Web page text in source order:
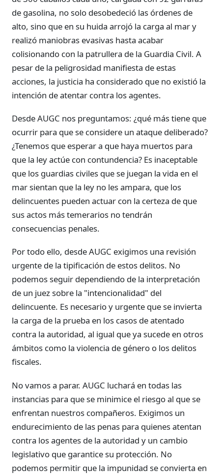
de gasolina, no solo desobedeció las órdenes de
alto, sino que en su huida arrojó la carga al mar y
realizó maniobras evasivas hasta acabar
colisionando con la patrullera de la Guardia Civil. A
pesar de la peligrosidad manifiesta de estas
acciones, la justicia ha considerado que no existió la
intención de atentar contra los agentes.
Desde AUGC nos preguntamos: ¿qué más tiene que
ocurrir para que se considere un ataque deliberado?
¿Tenemos que esperar a que haya muertos para
que la ley actúe con contundencia? Es inaceptable
que los guardias civiles que se juegan la vida en el
mar sientan que la ley no les ampara, que los
delincuentes pueden actuar con la certeza de que
sus actos más temerarios no tendrán
consecuencias penales.
Por todo ello, desde AUGC exigimos una revisión
urgente de la tipificación de estos delitos. No
podemos seguir dependiendo de la interpretación
de un juez sobre la "intencionalidad" del
delincuente. Es necesario y urgente que se invierta
la carga de la prueba en los casos de atentado
contra la autoridad, al igual que ya sucede en otros
ámbitos como la violencia de género o los delitos
fiscales.
No vamos a parar. AUGC luchará en todas las
instancias para que se minimice el riesgo al que se
enfrentan nuestros compañeros. Exigimos un
endurecimiento de las penas para quienes atentan
contra los agentes de la autoridad y un cambio
legislativo que garantice su protección. No
podemos permitir que la impunidad se convierta en